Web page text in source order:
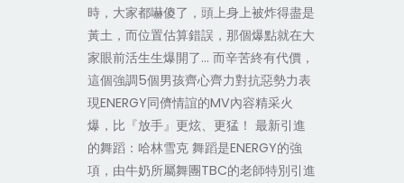
時，大家都嚇傻了，頭上身上被炸得盡是
黃土，而位置估算錯誤，那個爆點就在大
家眼前活生生爆開了… 而辛苦終有代價，
這個強調5個男孩齊心齊力對抗惡勢力表
現ENERGY同儕情誼的MV內容精采火
爆，比『放手』更炫、更猛！ 最新引進
的舞蹈：哈林雪克 舞蹈是ENERGY的強
項，由牛奶所屬舞團TBC的老師特別引進